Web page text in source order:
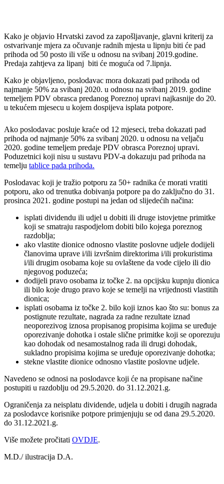
Kako je objavio Hrvatski zavod za zapošljavanje, glavni kriterij za
ostvarivanje mjera za očuvanje radnih mjesta u lipnju biti će pad
prihoda od 50 posto ili više u odnosu na svibanj 2019.godine.
Predaja zahtjeva za lipanj biti će moguća od 7.lipnja.
Kako je objavljeno, poslodavac mora dokazati pad prihoda od
najmanje 50% za svibanj 2020. u odnosu na svibanj 2019. godine
temeljem PDV obrasca predanog Poreznoj upravi najkasnije do 20.
u tekućem mjesecu u kojem dospijeva isplata potpore.
Ako poslodavac posluje kraće od 12 mjeseci, treba dokazati pad
prihoda od najmanje 50% za svibanj 2020. u odnosu na veljaču
2020. godine temeljem predaje PDV obrasca Poreznoj upravi.
Poduzetnici koji nisu u sustavu PDV-a dokazuju pad prihoda na
temelju tablice pada prihoda.
Poslodavac koji je tražio potporu za 50+ radnika će morati vratiti
potporu, ako od trenutka dobivanja potpore pa do zaključno do 31.
prosinca 2021. godine postupi na jedan od slijedećih načina:
isplati dividendu ili udjel u dobiti ili druge istovjetne primitke
koji se smatraju raspodjelom dobiti bilo kojega poreznog
razdoblja;
ako vlastite dionice odnosno vlastite poslovne udjele dodijeli
članovima uprave i/ili izvršnim direktorima i/ili prokuristima
i/ili drugim osobama koje su ovlaštene da vode cijelo ili dio
njegovog poduzeća;
dodijeli pravo osobama iz točke 2. na opcijsku kupnju dionica
ili bilo koje drugo pravo koje se temelji na vrijednosti vlastitih
dionica;
isplati osobama iz točke 2. bilo koji iznos kao što su: bonus za
postignute rezultate, nagrada za radne rezultate iznad
neoporezivog iznosa propisanog propisima kojima se uređuje
oporezivanje dohotka i ostale slične primitke koji se oporezuju
kao dohodak od nesamostalnog rada ili drugi dohodak,
sukladno propisima kojima se uređuje oporezivanje dohotka;
stekne vlastite dionice odnosno vlastite poslovne udjele.
Navedeno se odnosi na poslodavce koji će na propisane načine
postupiti u razdoblju od 29.5.2020. do 31.12.2021.g.
Ograničenja za neisplatu dividende, udjela u dobiti i drugih nagrada
za poslodavce korisnike potpore primjenjuju se od dana 29.5.2020.
do 31.12.2021.g.
Više možete pročitati OVDJE.
M.D./ ilustracija D.A.